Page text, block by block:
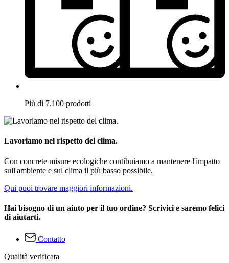
Più di 7.100 prodotti
Lavoriamo nel rispetto del clima.
Con concrete misure ecologiche contibuiamo a mantenere l'impatto
sull'ambiente e sul clima il più basso possibile.
Qui puoi trovare maggiori informazioni.
Hai bisogno di un aiuto per il tuo ordine? Scrivici e saremo felici
di aiutarti.
Contatto
Qualità verificata